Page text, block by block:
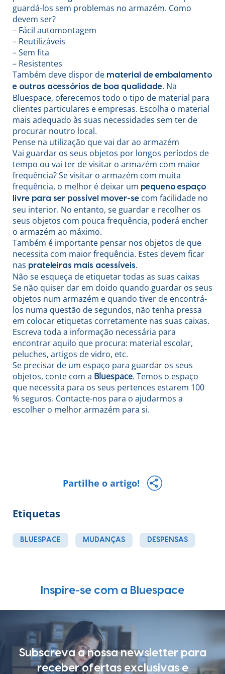
guardá-los sem problemas no armazém. Como
devem ser?
– Fácil automontagem
– Reutilizáveis
– Sem fita
– Resistentes
Também deve dispor de material de embalamento
e outros acessórios de boa qualidade. Na
Bluespace, oferecemos todo o tipo de material para
clientes particulares e empresas. Escolha o material
mais adequado às suas necessidades sem ter de
procurar noutro local.
Pense na utilização que vai dar ao armazém
Vai guardar os seus objetos por longos períodos de
tempo ou vai ter de visitar o armazém com maior
frequência? Se visitar o armazém com muita
frequência, o melhor é deixar um pequeno espaço
livre para ser possível mover-se com facilidade no
seu interior. No entanto, se guardar e recolher os
seus objetos com pouca frequência, poderá encher
o armazém ao máximo.
Também é importante pensar nos objetos de que
necessita com maior frequência. Estes devem ficar
nas prateleiras mais acessíveis.
Não se esqueça de etiquetar todas as suas caixas
Se não quiser dar em doido quando guardar os seus
objetos num armazém e quando tiver de encontrá-
los numa questão de segundos, não tenha pressa
em colocar etiquetas corretamente nas suas caixas.
Escreva toda a informação necessária para
encontrar aquilo que procura: material escolar,
peluches, artigos de vidro, etc.
Se precisar de um espaço para guardar os seus
objetos, conte com a Bluespace. Temos o espaço
que necessita para os seus pertences estarem 100
% seguros. Contacte-nos para o ajudarmos a
escolher o melhor armazém para si.
Partilhe o artigo!
Etiquetas
BLUESPACE MUDANÇAS DESPENSAS
Inspire-se com a Bluespace
Subscreva a nossa newsletter para
receber ofertas exclusivas e